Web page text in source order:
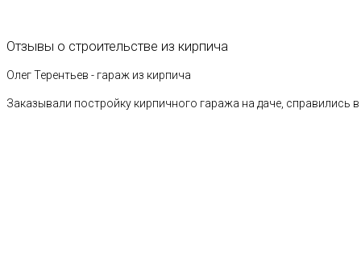
Отзывы о строительстве из кирпича
Олег Терентьев - гараж из кирпича
Заказывали постройку кирпичного гаража на даче, справились